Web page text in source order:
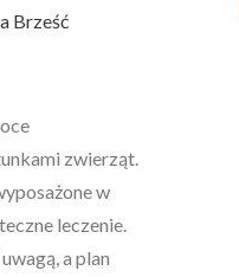
Brześć
zwierząt.
w
leczenie.
a plan